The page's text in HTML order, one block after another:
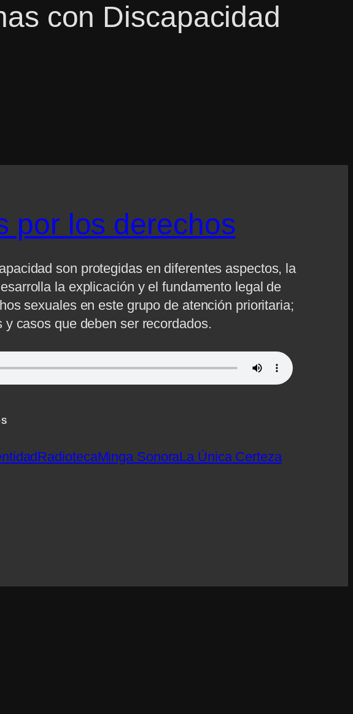
con Discapacidad
por los derechos
son protegidas en diferentes aspectos, la
la explicación y el fundamento legal de
sexuales en este grupo de atención prioritaria;
casos que deben ser recordados.
RadiotecaMinga SonoraLa Única Certeza